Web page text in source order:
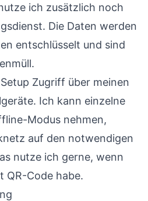
ich zusätzlich noch
. Die Daten werden
entschlüsselt und sind
Zugriff über meinen
Ich kann einzelne
Modus nehmen,
auf den notwendigen
nutze ich gerne, wenn
QR-Code habe.